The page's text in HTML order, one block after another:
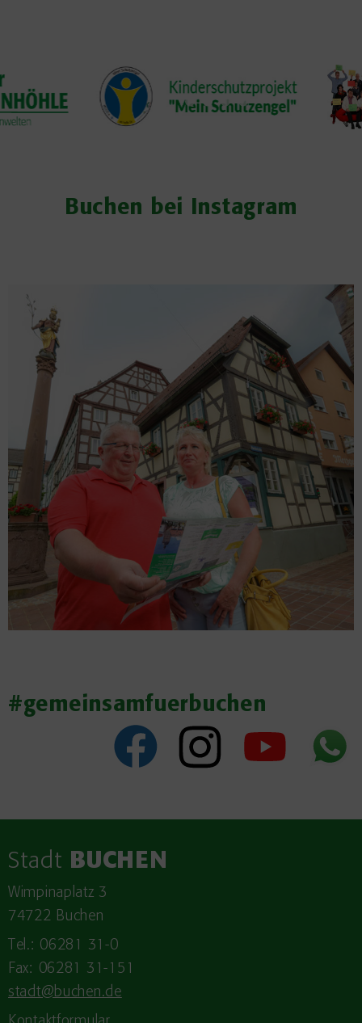
Buchen bei Instagram
#gemeinsamfuerbuchen
Stadt BUCHEN
Wimpinaplatz 3
74722 Buchen
Tel.: 06281 31-0
Fax: 06281 31-151
stadt@buchen.de